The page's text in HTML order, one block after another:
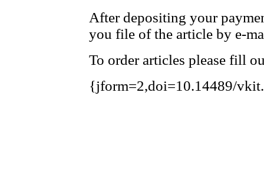
After depositing your
you file of the article by e-
To order articles please fill
{jform=2,doi=10.14489/